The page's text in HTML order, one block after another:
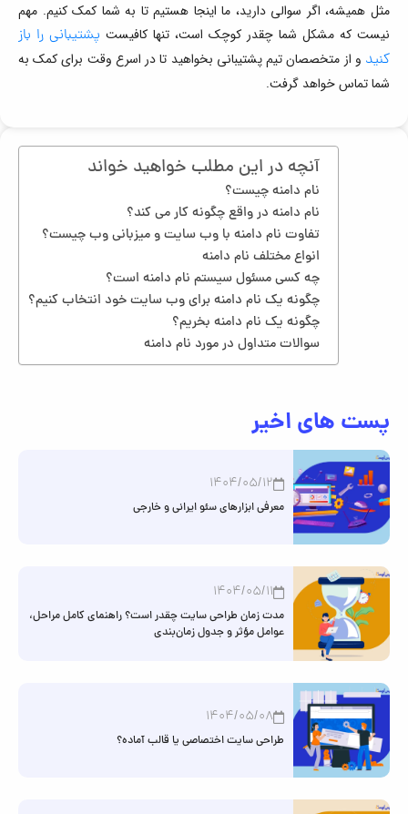
آنچه در این مطلب خواهید خواند
نام دامنه چیست؟
نام دامنه در واقع چگونه کار می کند؟
تفاوت نام دامنه با وب سایت و میزبانی وب چیست؟
انواع مختلف نام دامنه
چه کسی مسئول سیستم نام دامنه است؟
چگونه یک نام دامنه برای وب سایت خود انتخاب کنیم؟
چگونه یک نام دامنه بخریم؟
سوالات متداول در مورد نام دامنه
پست های اخیر
1404/05/12
معرفی ابزارهای سئو ایرانی و خارجی
1404/05/11
مدت زمان طراحی سایت چقدر است؟ راهنمای کامل مراحل،
عوامل مؤثر و جدول زمان‌بندی
1404/05/08
طراحی سایت اختصاصی یا قالب آماده؟
مثل همیشه، اگر سوالی دارید، ما اینجا هستیم تا به شما کمک کنیم. مهم
نیست که مشکل شما چقدر کوچک است، تنها کافیست پشتیبانی را باز
کنید و از متخصصان تیم پشتیبانی بخواهید تا در اسرع وقت برای کمک به
شما تماس خواهد گرفت.